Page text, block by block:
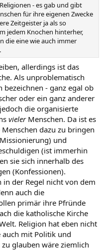
- es gab und gibt
für ihre eigenen Zwecke
Zeitgeister ja als so
jedem Knochen hinterher,
die eine wie auch immer
allerdings ist das
Als unproblematisch
bezeichnen - ganz egal ob
oder ein ganz anderer
die organisierte
vielerMenschen. Da ist es
dazu zu bringen
und
(ist immerhin
sie sich innerhalb des
(Konfessionen).
in der Regel nicht von dem
auch die
primär ihre Pfründe
die katholische Kirche
Religion hat eben nicht
mit Politik und
glauben wäre ziemlich